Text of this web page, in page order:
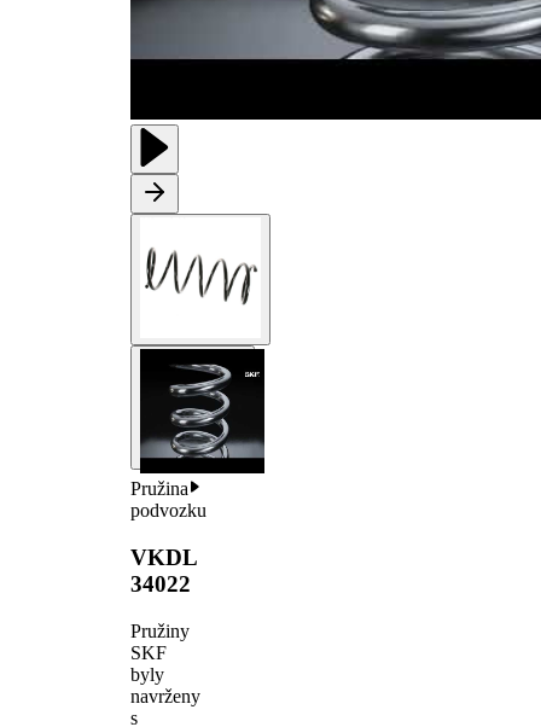
Pružina
podvozku
VKDL
34022
Pružiny
SKF
byly
navrženy
s